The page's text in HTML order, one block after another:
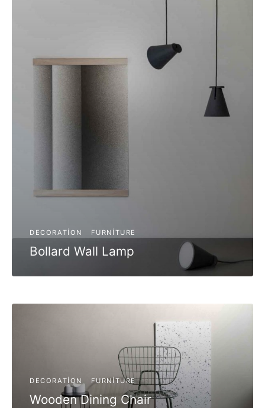
DECORATION FURNITURE
Bollard Wall Lamp
DECORATION FURNITURE
Wooden Dining Chair